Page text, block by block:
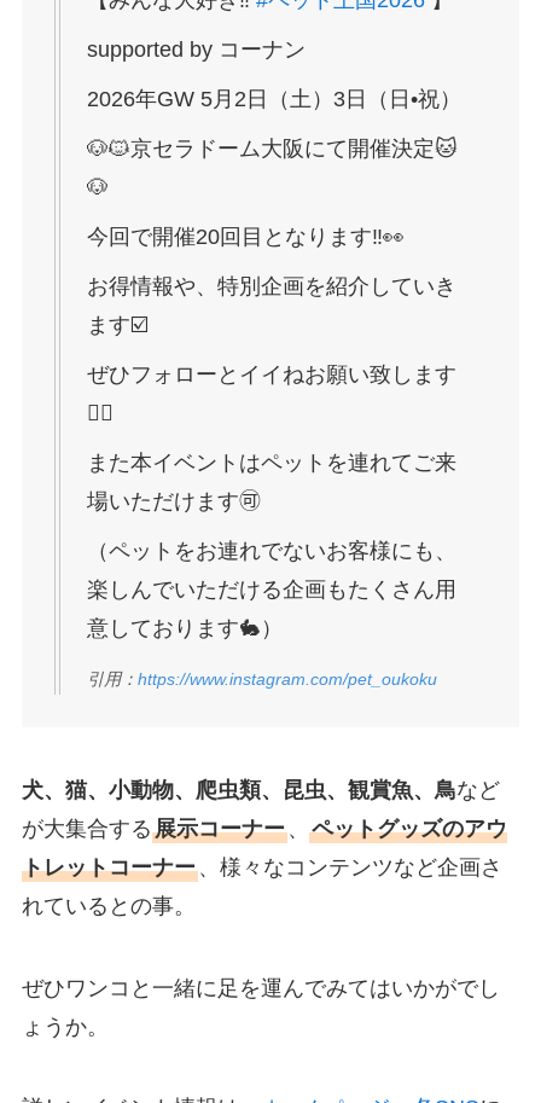
supported by コーナン
2026年GW 5月2日（土）3日（日•祝）
🐶🐱京セラドーム大阪にて開催決定🐱
🐶
今回で開催20回目となります‼️👀
お得情報や、特別企画を紹介していき
ます☑️
ぜひフォローとイイねお願い致します
🙇‍♀️
また本イベントはペットを連れてご来
場いただけます🉑
（ペットをお連れでないお客様にも、
楽しんでいただける企画もたくさん用
意しております🐇）
引用： https://www.instagram.com/pet_oukoku
犬、猫、小動物、爬虫類、昆虫、観賞魚、鳥など
が大集合する展示コーナー、 ペットグッズのアウ
トレットコーナー、様々なコンテンツなど企画さ
れているとの事。
ぜひワンコと一緒に足を運んでみてはいかがでし
ょうか。